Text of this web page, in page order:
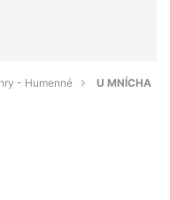
- Humenné U MNÍCHA